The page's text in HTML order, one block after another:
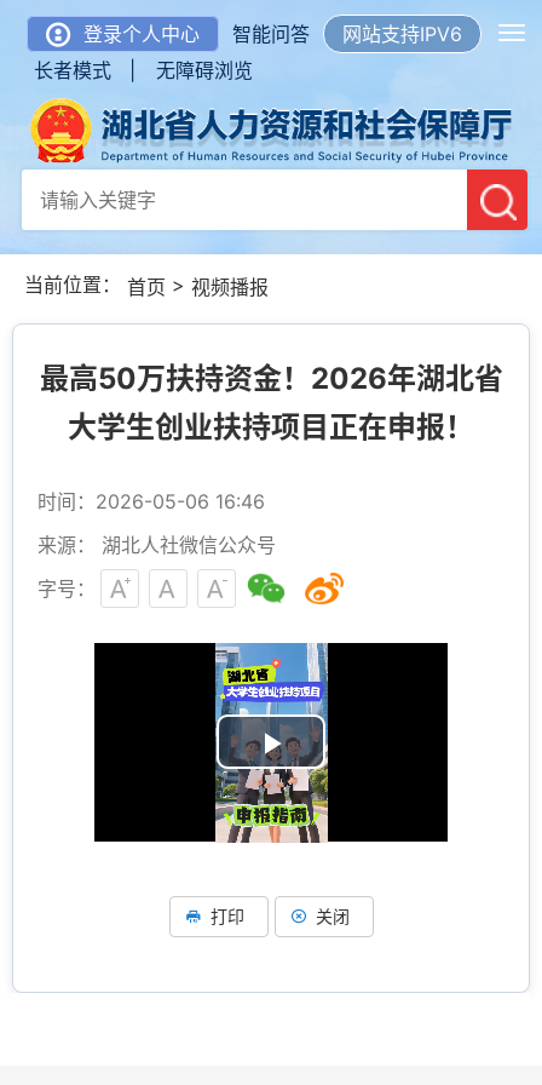
登录个人中心 智能问答
网站支持IPV6
长者模式 |
无障碍浏览
当前位置： 首页 > 视频播报
最高50万扶持资金！2026年湖北省
大学生创业扶持项目正在申报！
时间：2026-05-06 16:46
来源： 湖北人社微信公众号
字号：
P
l
y
V
打印 关闭